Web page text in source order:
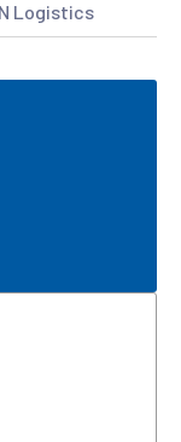
Logistics